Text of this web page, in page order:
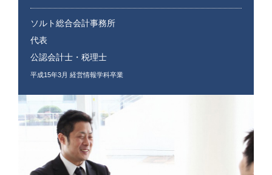
ソルト総合会計事務所
代表
公認会計士・税理士
平成15年3月 経営情報学科卒業